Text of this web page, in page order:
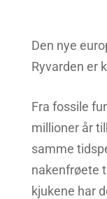
Den nye
Ryvarden er
Fra fossile
millioner år
samme
nakenfrøete
kjukene har